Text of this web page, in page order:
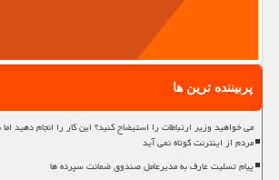
پربیننده ترین ها
می خواهید وزیر ارتباطات را استیضاح کنید؟ این کار را انجام دهید
مردم از اینترنت کوتاه نمی آید
پیام تسلیت عارف به مدیرعامل صندوق ضمانت سپرده ها